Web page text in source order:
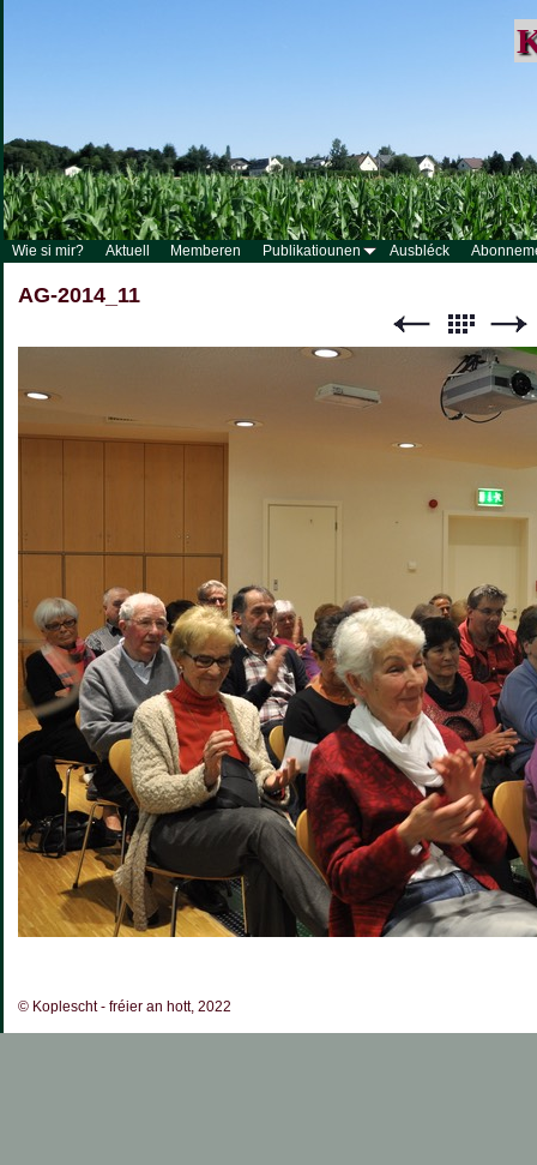
Wie si mir? Aktuell Memberen Publikatiounen Ausbléck
AG-2014_11
© Koplescht - fréier an hott, 2022